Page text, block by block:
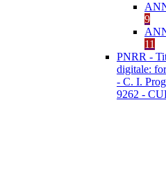
9
11
PNRR -
digitale:
- C. I.
9262 -